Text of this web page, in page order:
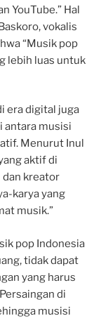
YouTube.” Hal
vokalis
“Musik pop
lebih luas untuk
era digital juga
antara musisi
Menurut Inul
aktif di
dan kreator
karya yang
musik.”
pop Indonesia
tidak dapat
yang harus
di
musisi